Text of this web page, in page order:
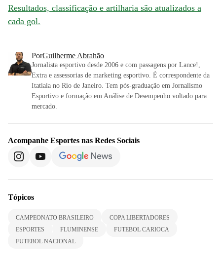
Resultados, classificação e artilharia são atualizados a
cada gol.
PorGuilherme Abrahão
Jornalista esportivo desde 2006 e com passagens por Lance!,
Extra e assessorias de marketing esportivo. É correspondente da
Itatiaia no Rio de Janeiro. Tem pós-graduação em Jornalismo
Esportivo e formação em Análise de Desempenho voltado para
mercado.
Acompanhe Esportes nas Redes Sociais
Tópicos
CAMPEONATO BRASILEIRO
COPA LIBERTADORES
ESPORTES
FLUMINENSE
FUTEBOL CARIOCA
FUTEBOL NACIONAL